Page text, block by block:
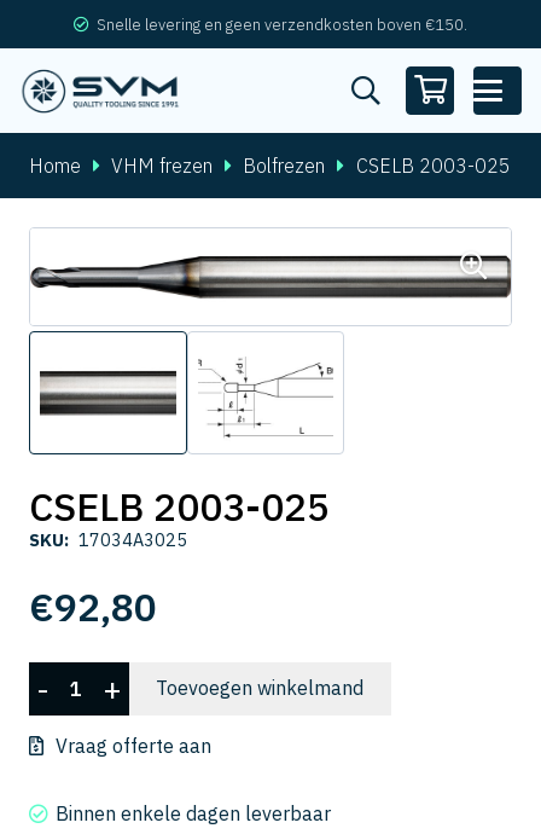
Snelle levering en geen verzendkosten boven €150.
Home VHM frezen Bolfrezen CSELB 2003-025
CSELB 2003-025
SKU: 17034A3025
€92,80
CSELB
2003-
025
- + Toevoegen winkelmand
Vraag offerte aan
Binnen enkele dagen leverbaar